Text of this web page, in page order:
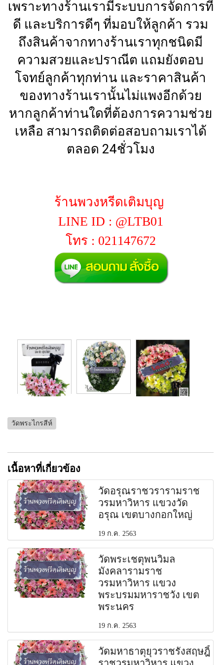
เพราะทางร้านเรามีระบบการจัดการที่
ดี และบริการดีๆ ที่มอบให้ลูกค้า รวม
ถึงสินค้าจากทางร้านเราทุกชนิดมี
ความสวยและปราณีต แถมยังตอบ
โจทย์ลูกค้าทุกท่าน และราคาสินค้า
ของทางร้านเรานั้นไม่แพงอีกด้วย
หากลูกค้าท่านใดที่ต้องการความช่วย
เหลือ สามารถติดต่อสอบถามเราได้
ตลอด 24ชั่วโมง
ร้านพวงหรีดเติมบุญ
LINE ID : @LTB01
โทร : 021147672
วัดพระไกรสีห์
เนื้อหาที่เกี่ยวข้อง
วัดอรุณราชวรารามราช
วรมหาวิหาร แขวงวัด
อรุณ เขตบางกอกใหญ่
19 ก.ค. 2563
วัดพระเชตุพนวิมล
มังคลารามราช
วรมหาวิหาร แขวง
พระบรมมหาราชวัง เขต
พระนคร
19 ก.ค. 2563
วัดมหาธาตุยุวราชรังสฤษฎิ์